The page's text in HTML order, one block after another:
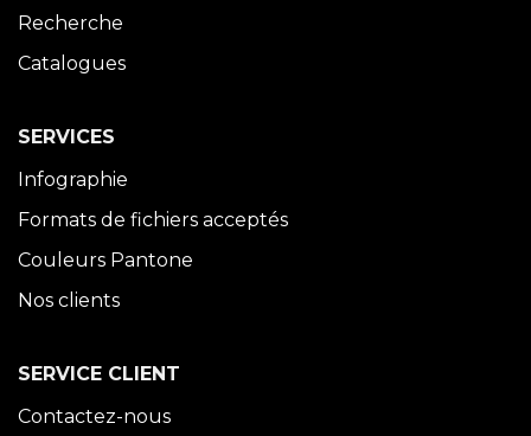
Recherche
Catalogues
SERVICES
Infographie
Formats de fichiers acceptés
Couleurs Pantone
Nos clients
SERVICE CLIENT
Contactez-nous